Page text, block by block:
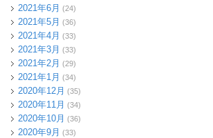
2021年6月 (24)
2021年5月 (36)
2021年4月 (33)
2021年3月 (33)
2021年2月 (29)
2021年1月 (34)
2020年12月 (35)
2020年11月 (34)
2020年10月 (36)
2020年9月 (33)